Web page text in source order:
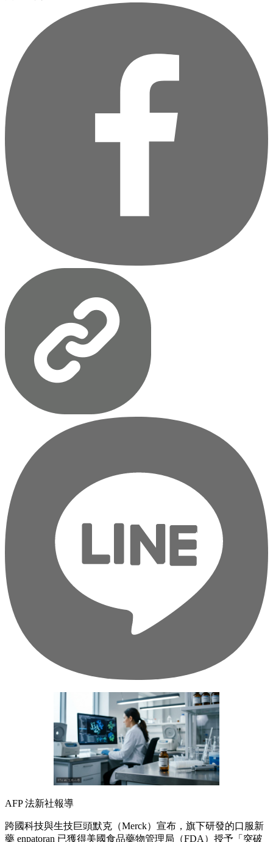
AFP 法新社報導
跨國科技與生技巨頭默克（Merck）宣布，旗下研發的口服新
藥 enpatoran 已獲得美國食品藥物管理局（FDA）授予「突破